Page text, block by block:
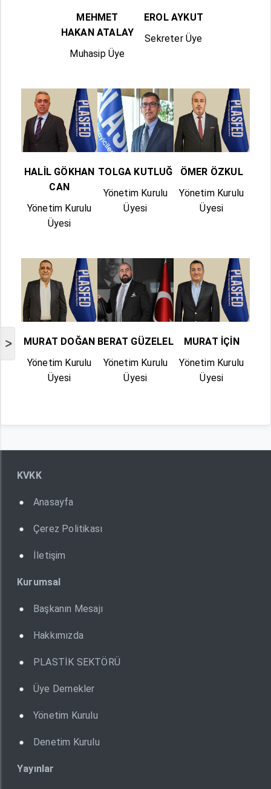
>
MEHMET
HAKAN ATALAY
Muhasip Üye
EROL AYKUT
Sekreter Üye
HALİL GÖKHAN
CAN
Yönetim Kurulu
Üyesi
TOLGA KUTLUĞ
Yönetim Kurulu
Üyesi
ÖMER ÖZKUL
Yönetim Kurulu
Üyesi
MURAT DOĞAN
Yönetim Kurulu
Üyesi
BERAT GÜZELEL
Yönetim Kurulu
Üyesi
MURAT İÇİN
Yönetim Kurulu
Üyesi
KVKK
Anasayfa
Çerez Politikası
İletişim
Kurumsal
Başkanın Mesajı
Hakkımızda
PLASTİK SEKTÖRÜ
Üye Dernekler
Yönetim Kurulu
Denetim Kurulu
Yayınlar